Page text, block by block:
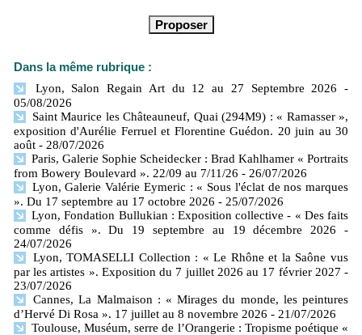
Dans la même rubrique :
Lyon, Salon Regain Art du 12 au 27 Septembre 2026
-
05/08/2026
Saint Maurice les Châteauneuf, Quai (294M9) : « Ramasser »,
exposition d'Aurélie Ferruel et Florentine Guédon. 20 juin au 30
août - 28/07/2026
Paris, Galerie Sophie Scheidecker : Brad Kahlhamer « Portraits
from Bowery Boulevard ». 22/09 au 7/11/26 - 26/07/2026
Lyon, Galerie Valérie Eymeric : « Sous l'éclat de nos marques
». Du 17 septembre au 17 octobre 2026 - 25/07/2026
Lyon, Fondation Bullukian : Exposition collective - « Des faits
comme défis ». Du 19 septembre au 19 décembre 2026
-
24/07/2026
Lyon, TOMASELLI Collection : « Le Rhône et la Saône vus
par les artistes ». Exposition du 7 juillet 2026 au 17 février 2027 -
23/07/2026
Cannes, La Malmaison : « Mirages du monde, les peintures
d’Hervé Di Rosa ». 17 juillet au 8 novembre 2026 - 21/07/2026
Toulouse, Muséum, serre de l’Orangerie : Tropisme poétique «